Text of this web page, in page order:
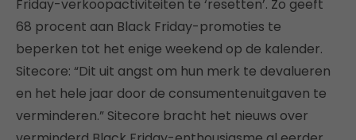
Friday-verkoopactiviteiten te ‘resetten’. Zo geeft
68 procent aan Black Friday-promoties te
beperken tot het enige weekend op de kalender.
Sitecore: “Dit uit angst om hun merk te devalueren
en het hele jaar door de consumentenuitgaven te
verminderen.” Sitecore bracht het nieuws over